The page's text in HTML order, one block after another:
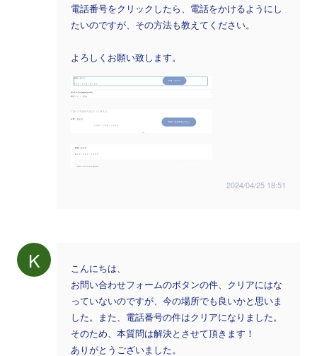
電話番号をクリックしたら、電話をかけるようにし
たいのですが、その方法も教えてください。
よろしくお願い致します。
2024/04/25 18:51
K
こんにちは、
お問い合わせフォームのボタンの件、クリアにはな
っていないのですが、今の場所でも良いかと思いま
した。また、電話番号の件はクリアになりました。
そのため、本質問は解決とさせて頂きます！
ありがとうございました。